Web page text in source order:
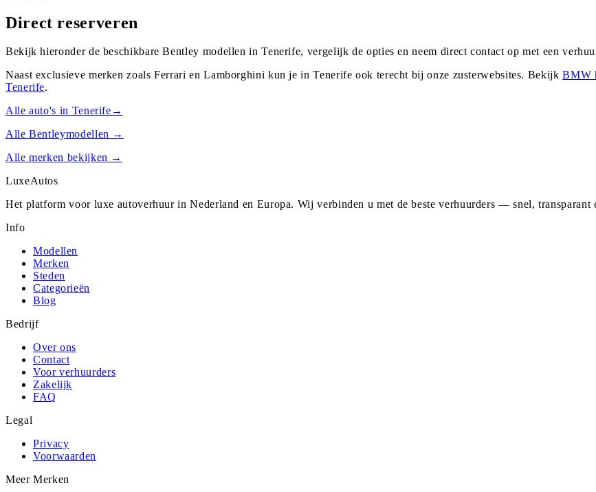
Direct reserveren
Bekijk hieronder de beschikbare Bentley modellen in Tenerife, vergelijk de opties en neem direct contact op met een
Naast exclusieve merken zoals Ferrari en Lamborghini kun je in Tenerife ook terecht bij onze zusterwebsites. Bekijk BMW
Tenerife.
Alle auto's in Tenerife →
AlleBentleymodellen →
Alle merken bekijken →
LuxeAutos
Het platform voor luxe autoverhuur in Nederland en Europa. Wij verbinden u met de beste verhuurders — snel, transparant
Info
Modellen
Merken
Steden
Categorieën
Blog
Bedrijf
Over ons
Contact
Voor verhuurders
Zakelijk
FAQ
Legal
Privacy
Voorwaarden
Meer Merken